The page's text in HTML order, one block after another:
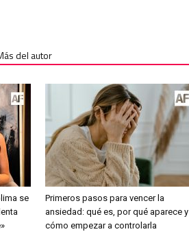
del autor
se
Primeros pasos para vencer la
ansiedad: qué es, por qué aparece y
cómo empezar a controlarla